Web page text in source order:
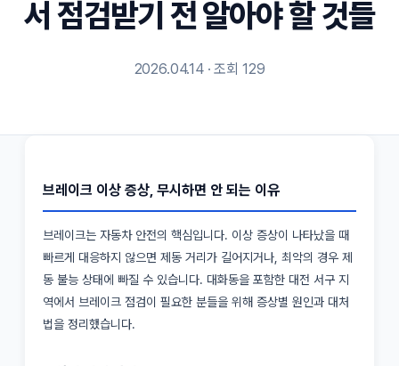
서 점검받기 전 알아야 할 것들
2026.04.14 · 조회 129
브레이크 이상 증상, 무시하면 안 되는 이유
브레이크는 자동차 안전의 핵심입니다. 이상 증상이 나타났을 때
빠르게 대응하지 않으면 제동 거리가 길어지거나, 최악의 경우 제
동 불능 상태에 빠질 수 있습니다. 대화동을 포함한 대전 서구 지
역에서 브레이크 점검이 필요한 분들을 위해 증상별 원인과 대처
법을 정리했습니다.